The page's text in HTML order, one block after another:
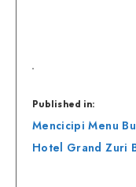
Published in:
Navigasi
pos
Mencicipi Menu
Hotel Grand Zuri